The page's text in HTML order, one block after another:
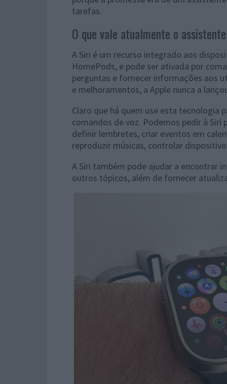
tarefas.
O que vale atualmente o
A Siri é um recurso integrado aos
HomePods, e pode ser ativada por
perguntas e fornecer informações aos
e melhoramentos, a Apple nunca a
Claro que há quem use esta tecnologia
comandos de voz. Podemos pedir à
definir lembretes, criar eventos em
reproduzir músicas, controlar
A Siri também pode ajudar a encontrar
outros tópicos, além de fornecer